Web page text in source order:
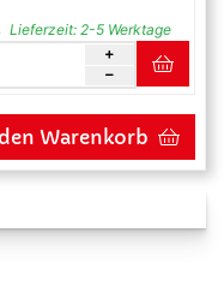
Lieferzeit:2-5 Werktage
Warenkorb